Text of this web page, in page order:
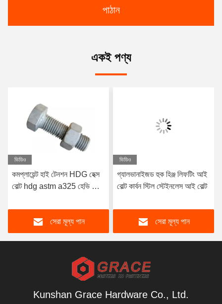
পাঠান
একই পণ্য
ভিডিও
কমপ্লায়েন্ট হাই টেনশন HDG হেক্স
বোল্ট hdg astm a325 হেভি হেক্স
সেরা মূল্য পান
ভিডিও
গ্যালভানাইজড হুক হিঞ্জ লিফটিং আই
বোল্ট কার্বন স্টিল স্টেইনলেস আই বোল্ট
সেরা মূল্য পান
Kunshan Grace Hardware Co., Ltd.